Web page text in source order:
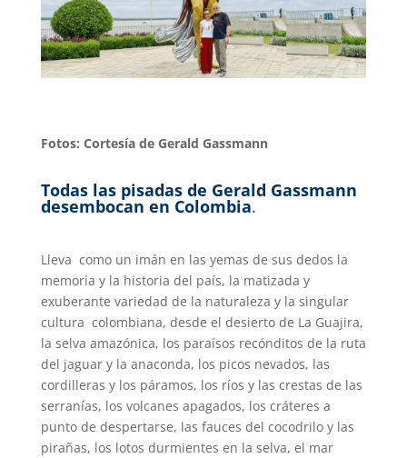
Fotos: Cortesía de Gerald Gassmann
Todas las pisadas de Gerald Gassmann
desembocan en Colombia.
Lleva como un imán en las yemas de sus dedos la
memoria y la historia del país, la matizada y
exuberante variedad de la naturaleza y la singular
cultura colombiana, desde el desierto de La Guajira,
la selva amazónica, los paraísos recónditos de la ruta
del jaguar y la anaconda, los picos nevados, las
cordilleras y los páramos, los ríos y las crestas de las
serranías, los volcanes apagados, los cráteres a
punto de despertarse, las fauces del cocodrilo y las
pirañas, los lotos durmientes en la selva, el mar